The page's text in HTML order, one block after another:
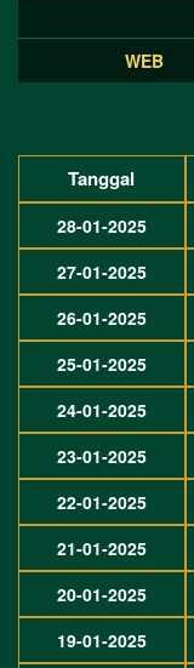
WEB
Tanggal
28-01-2025
27-01-2025
26-01-2025
25-01-2025
24-01-2025
23-01-2025
22-01-2025
21-01-2025
20-01-2025
19-01-2025